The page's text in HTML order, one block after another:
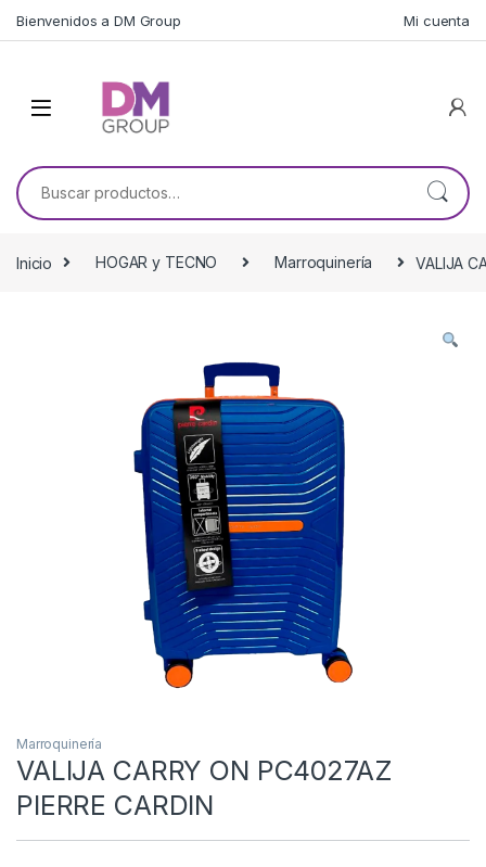
Bienvenidos a DM Group Mi cuenta
Buscar por:
Inicio HOGAR y TECNO Marroquinería VALIJA
Marroquinería
VALIJA CARRY ON PC4027AZ
PIERRE CARDIN